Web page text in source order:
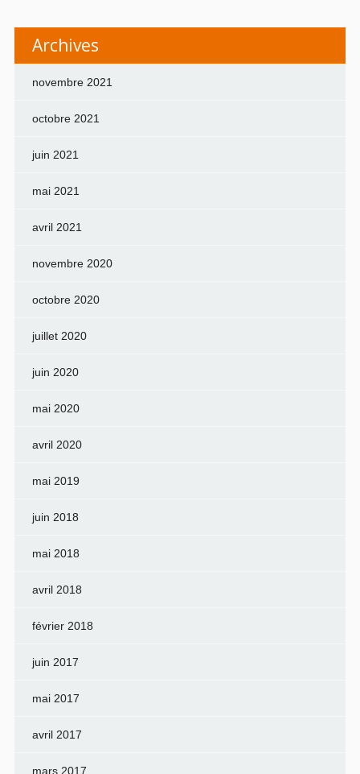
Archives
novembre 2021
octobre 2021
juin 2021
mai 2021
avril 2021
novembre 2020
octobre 2020
juillet 2020
juin 2020
mai 2020
avril 2020
mai 2019
juin 2018
mai 2018
avril 2018
février 2018
juin 2017
mai 2017
avril 2017
mars 2017